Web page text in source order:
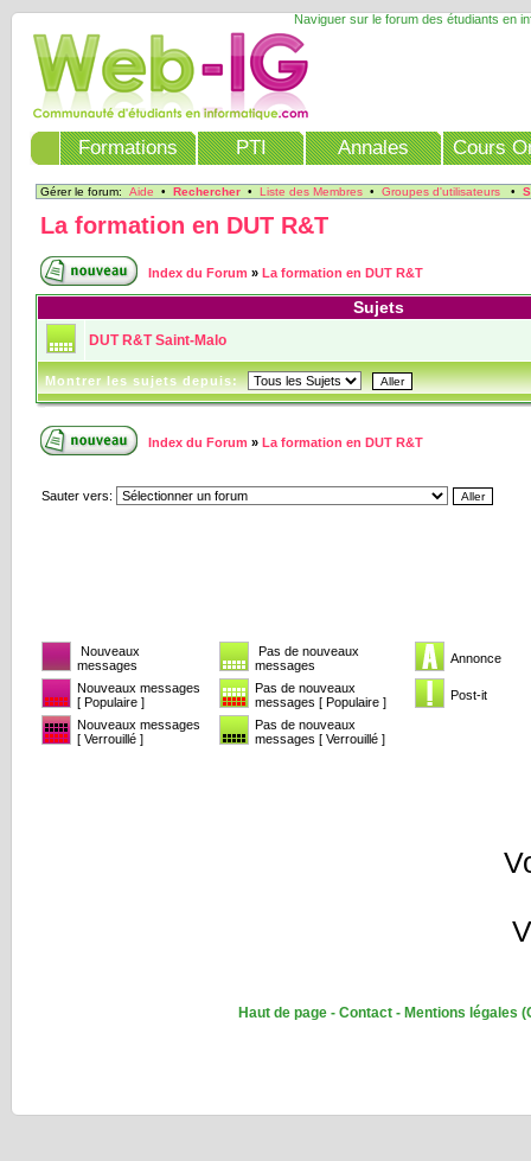
Naviguer sur le forum des étudiants en
Formations PTI Annales Cours
Gérer le forum: Aide • Rechercher• Liste des Membres• Groupes d'utilisateurs•
La formation en DUT R&T
Index du Forum » La formation en DUT R&T
Sujets
DUT R&T Saint-Malo
Montrer les sujets depuis:
Index du Forum » La formation en DUT R&T
Sauter vers:
Nouveaux
messages
Pas de nouveaux
messages
Annonce
Nouveaux messages
[ Populaire ]
Pas de nouveaux
messages [ Populaire ]
Post-it
Nouveaux messages
[ Verrouillé ]
Pas de nouveaux
messages [ Verrouillé ]
Haut de page -Contact -Mentions légales